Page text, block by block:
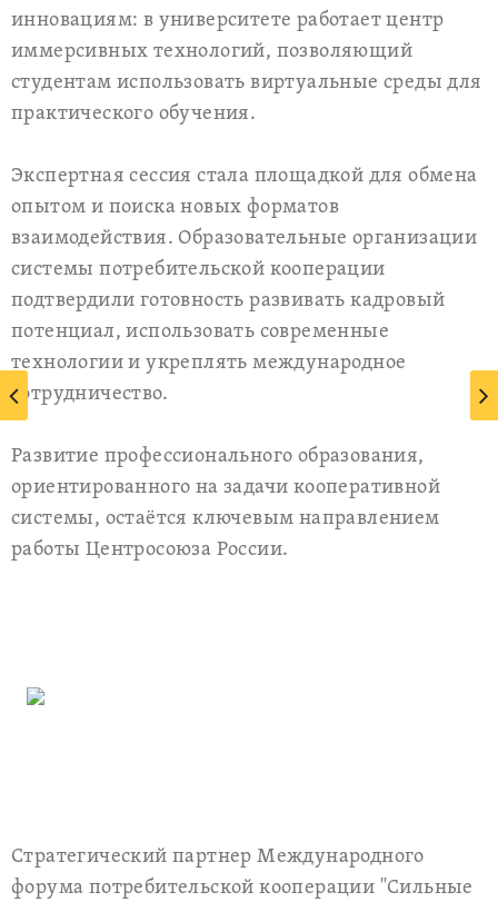
инновациям: в университете работает центр
иммерсивных технологий, позволяющий
студентам использовать виртуальные среды для
практического обучения.
Экспертная сессия стала площадкой для обмена
опытом и поиска новых форматов
взаимодействия. Образовательные организации
системы потребительской кооперации
подтвердили готовность развивать кадровый
потенциал, использовать современные
технологии и укреплять международное
сотрудничество.
Развитие профессионального образования,
ориентированного на задачи кооперативной
системы, остаётся ключевым направлением
работы Центросоюза России.
Стратегический партнер Международного
форума потребительской кооперации "Сильные